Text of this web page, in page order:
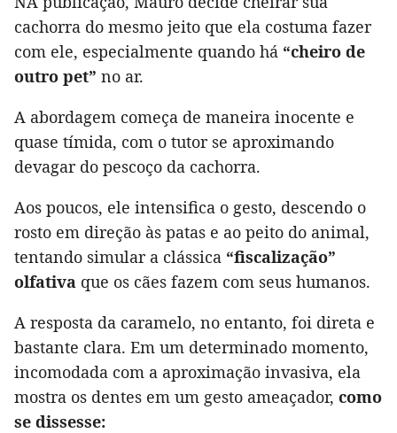
cachorra do mesmo jeito que ela costuma fazer
com ele, especialmente quando há “cheiro de
outro pet” no ar.
A abordagem começa de maneira inocente e
quase tímida, com o tutor se aproximando
devagar do pescoço da cachorra.
Aos poucos, ele intensifica o gesto, descendo o
rosto em direção às patas e ao peito do animal,
tentando simular a clássica “fiscalização”
olfativa que os cães fazem com seus humanos.
A resposta da caramelo, no entanto, foi direta e
bastante clara. Em um determinado momento,
incomodada com a aproximação invasiva, ela
mostra os dentes em um gesto ameaçador, como
se dissesse: